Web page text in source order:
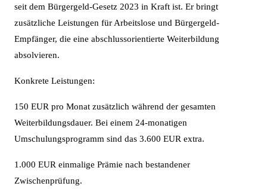
seit dem Bürgergeld-Gesetz 2023 in Kraft ist. Er bringt
zusätzliche Leistungen für Arbeitslose und Bürgergeld-
Empfänger, die eine abschlussorientierte Weiterbildung
absolvieren.
Konkrete Leistungen:
150 EUR pro Monat zusätzlich während der gesamten
Weiterbildungsdauer. Bei einem 24-monatigen
Umschulungsprogramm sind das 3.600 EUR extra.
1.000 EUR einmalige Prämie nach bestandener
Zwischenprüfung.